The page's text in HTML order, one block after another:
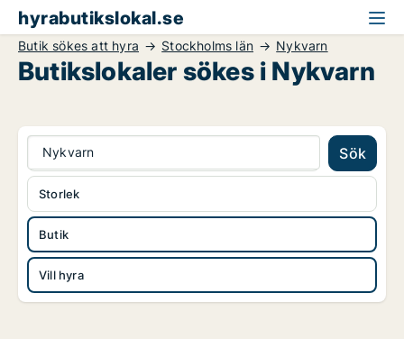
hyrabutikslokal.se
Butik sökes att hyra Stockholms län Nykvarn
Butikslokaler sökes i Nykvarn
Nykvarn Sök
Butik
Vill hyra
Storlek